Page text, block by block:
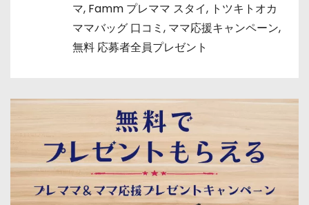
マ, Famm プレママ スタイ, トツキトオカ
ママバッグ 口コミ, ママ応援キャンペーン,
無料 応募者全員プレゼント